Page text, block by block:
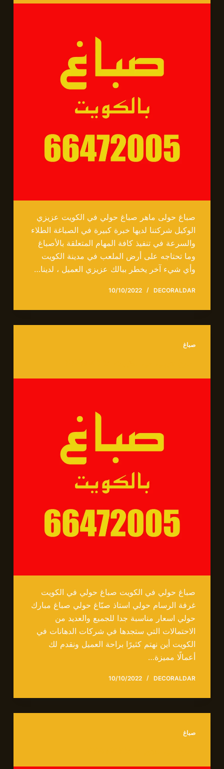
صباغ حولى ماهر صباغ حولي في الكويت عزيزي
الوكيل شركتنا لديها خبرة كبيرة في الصباغة الطلاء
والسرعة في تنفيذ كافة المهام المتعلقة بالأصباغ
وما تحتاجه على أرض الملعب في مدينة الكويت
وأي شيء آخر يخطر ببالك عزيزي العميل ، لدينا…
DECORALDAR
10/10/2022
صباغ
صباغ حولي في الكويت صباغ حولي في الكويت
غرفة الرسام حولي استاذ صبّاغ حولي صباغ مبارك
حولي اسعار مناسبة جدا للجميع والعديد من
الاحتمالات التي ستجدها في شركات الدهانات في
الكويت أين نهتم كثيرًا براحة العميل ونقدم لك
أعمالًا مميزة…
DECORALDAR
10/10/2022
صباغ